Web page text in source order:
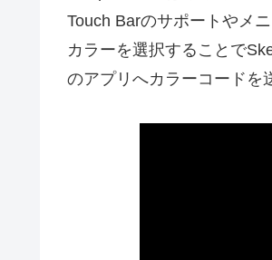
Touch Barのサポートやメ
カラーを選択することで
のアプリへカラーコードを